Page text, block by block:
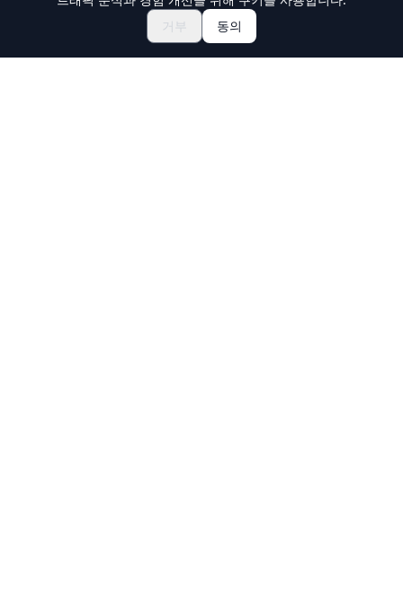
축제 & 이벤트 둘러보기
일본 마츠리 티켓 예약하기
거부
동의